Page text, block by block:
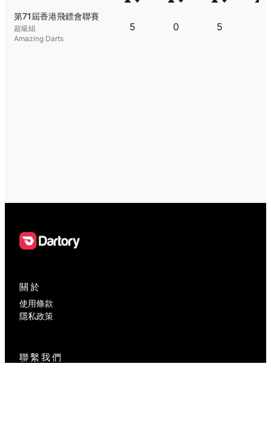
聯賽
第71屆香港飛鏢會聯賽
超級組
Amazing Darts
5 0 5
關於
使用條款
隱私政策
聯繫我們